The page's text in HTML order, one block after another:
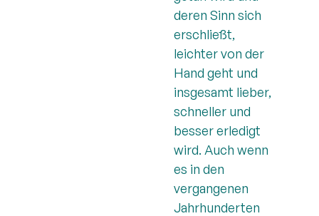
deren Sinn sich
erschließt,
leichter von der
Hand geht und
insgesamt lieber,
schneller und
besser erledigt
wird. Auch wenn
es in den
vergangenen
Jahrhunderten